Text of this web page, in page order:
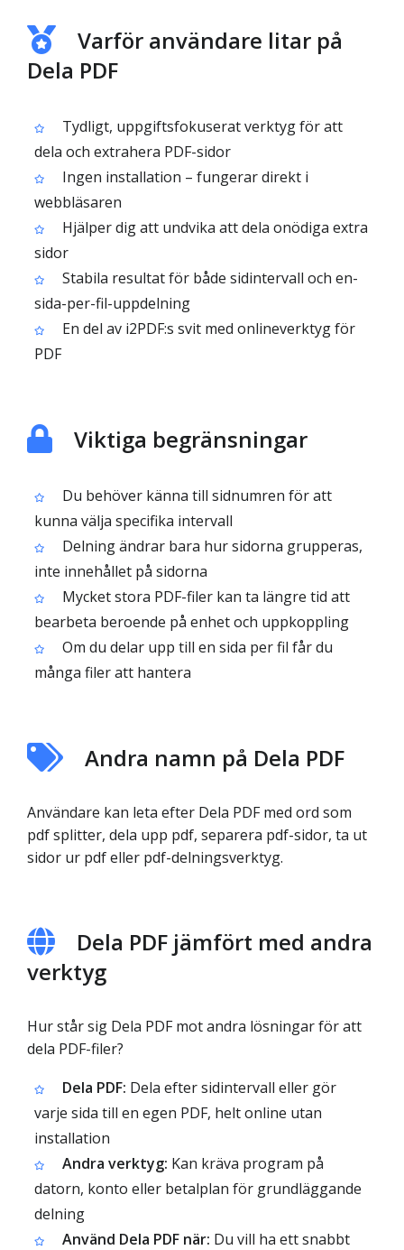
Varför användare litar på
Dela PDF
Tydligt, uppgiftsfokuserat verktyg för att
dela och extrahera PDF-sidor
Ingen installation – fungerar direkt i
webbläsaren
Hjälper dig att undvika att dela onödiga extra
sidor
Stabila resultat för både sidintervall och en-
sida-per-fil-uppdelning
En del av i2PDF:s svit med onlineverktyg för
PDF
Viktiga begränsningar
Du behöver känna till sidnumren för att
kunna välja specifika intervall
Delning ändrar bara hur sidorna grupperas,
inte innehållet på sidorna
Mycket stora PDF-filer kan ta längre tid att
bearbeta beroende på enhet och uppkoppling
Om du delar upp till en sida per fil får du
många filer att hantera
Andra namn på Dela PDF
Användare kan leta efter Dela PDF med ord som
pdf splitter, dela upp pdf, separera pdf-sidor, ta ut
sidor ur pdf eller pdf-delningsverktyg.
Dela PDF jämfört med andra
verktyg
Hur står sig Dela PDF mot andra lösningar för att
dela PDF-filer?
Dela PDF: Dela efter sidintervall eller gör
varje sida till en egen PDF, helt online utan
installation
Andra verktyg: Kan kräva program på
datorn, konto eller betalplan för grundläggande
delning
Använd Dela PDF när: Du vill ha ett snabbt